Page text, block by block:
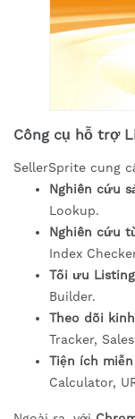
Công cụ hỗ trợ
SellerSprite cung
Nghiên cứu
Lookup.
Nghiên cứu
Index
Tối ưu
Builder.
Theo dõi
Tracker,
Tiện ích
Calculator,